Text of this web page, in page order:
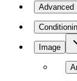
Advanced
Image